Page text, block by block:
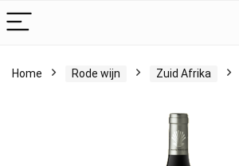
Home Rode wijn Zuid Afrika